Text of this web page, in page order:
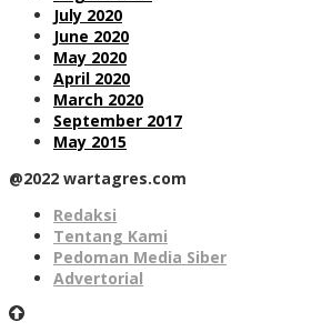
July 2020
June 2020
May 2020
April 2020
March 2020
September 2017
May 2015
@2022 wartagres.com
Redaksi
Tentang Kami
Pedoman Media Siber
Advertorial